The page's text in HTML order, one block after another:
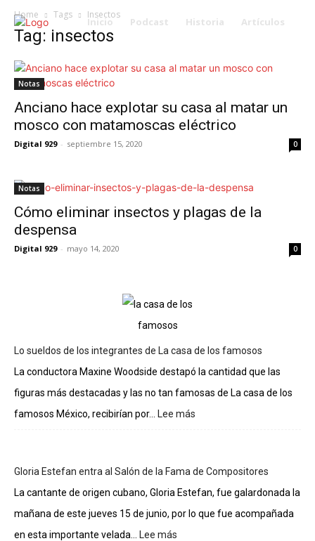
Inicio Podcast Historia Artículos
Home Tags Insectos
Tag: insectos
Notas
Anciano hace explotar su casa al matar un
mosco con matamoscas eléctrico
Digital 929 - septiembre 15, 2020 0
Notas
Cómo eliminar insectos y plagas de la
despensa
Digital 929 - mayo 14, 2020 0
Lo sueldos de los integrantes de La casa de los famosos
La conductora Maxine Woodside destapó la cantidad que las
figuras más destacadas y las no tan famosas de La casa de los
famosos México, recibirían por...
Lee más
los
integrantes
La
Gloria Estefan entra al Salón de la Fama de Compositores
La cantante de origen cubano, Gloria Estefan, fue galardonada la
mañana de este jueves 15 de junio, por lo que fue acompañada
en esta importante velada...
Lee más